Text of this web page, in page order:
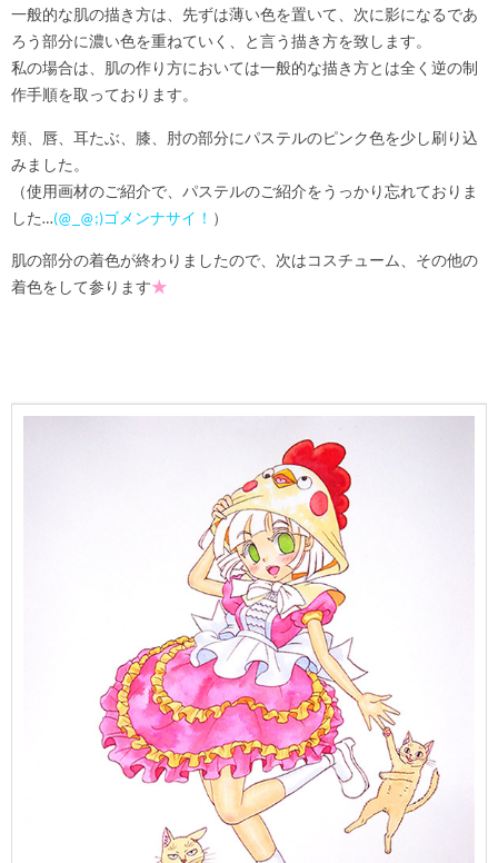
一般的な肌の描き方は、先ずは薄い色を置いて、次に影になるであ
ろう部分に濃い色を重ねていく、と言う描き方を致します。
私の場合は、肌の作り方においては一般的な描き方とは全く逆の制
作手順を取っております。
頬、唇、耳たぶ、膝、肘の部分にパステルのピンク色を少し刷り込
みました。
（使用画材のご紹介で、パステルのご紹介をうっかり忘れておりま
した…(@_@;)ゴメンナサイ ！ ）
肌の部分の着色が終わりましたので、次はコスチューム、その他の
着色をして参ります★